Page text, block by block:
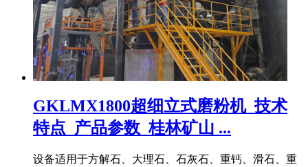
GKLMX1800超细立式磨粉机_技术
特点_产品参数_桂林矿山 ...
设备适用于方解石、大理石、石灰石、重钙、滑石、重